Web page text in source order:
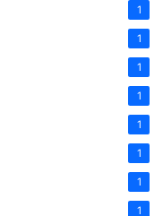
1
1
1
1
1
1
1
1